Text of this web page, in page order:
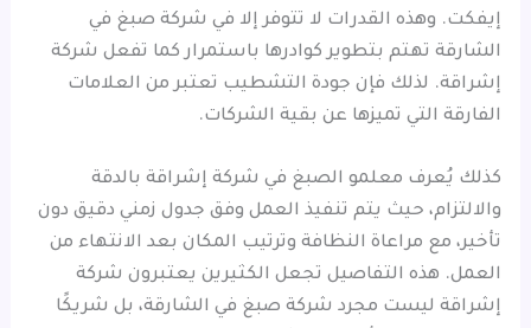
إيفكت. وهذه القدرات لا تتوفر إلا في شركة صبغ في
الشارقة تهتم بتطوير كوادرها باستمرار كما تفعل شركة
إشراقة. لذلك فإن جودة التشطيب تعتبر من العلامات
الفارقة التي تميزها عن بقية الشركات.
كذلك يُعرف معلمو الصبغ في شركة إشراقة بالدقة
والالتزام، حيث يتم تنفيذ العمل وفق جدول زمني دقيق دون
تأخير، مع مراعاة النظافة وترتيب المكان بعد الانتهاء من
العمل. هذه التفاصيل تجعل الكثيرين يعتبرون شركة
إشراقة ليست مجرد شركة صبغ في الشارقة، بل شريكًا